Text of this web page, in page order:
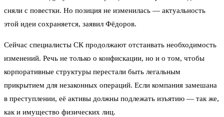
сняли с повестки. Но позиция не изменилась — актуальность
этой идеи сохраняется, заявил Фёдоров.
Сейчас специалисты СК продолжают отстаивать необходимость
изменений. Речь не только о конфискации, но и о том, чтобы
корпоративные структуры перестали быть легальным
прикрытием для незаконных операций. Если компания замешана
в преступлении, её активы должны подлежать изъятию — так же,
как и имущество физических лиц.